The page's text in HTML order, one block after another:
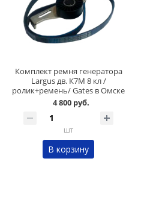
Комплект ремня генератора
Largus дв. К7М 8 кл /
ролик+ремень/ Gates в Омске
4 800 руб.
шт
В корзину